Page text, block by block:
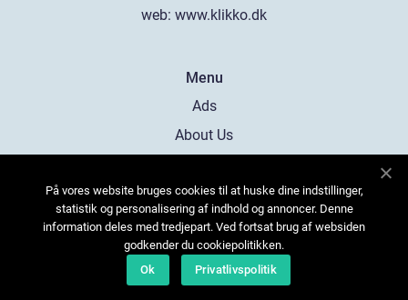
web: www.klikko.dk
Menu
Ads
About Us
Contact
Sitemap
På vores website bruges cookies til at huske dine indstillinger,
statistik og personalisering af indhold og annoncer. Denne
information deles med tredjepart. Ved fortsat brug af websiden
godkender du cookiepolitikken.
Ok
Privatlivspolitik